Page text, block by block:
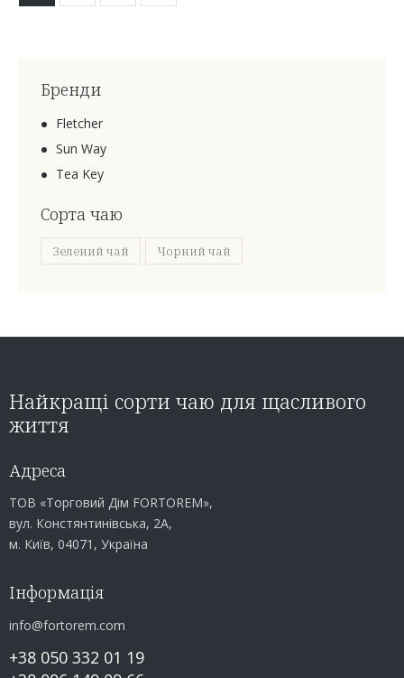
Бренди
Fletcher
Sun Way
Tea Key
Сорта чаю
Зелений чай Чорний чай
Найкращі сорти чаю для щасливого
життя
Адреса
ТОВ «Торговий Дім FORTOREM»,
вул. Констянтинівська, 2А,
м. Київ, 04071, Україна
Інформація
info@fortorem.com
+38 050 332 01 19